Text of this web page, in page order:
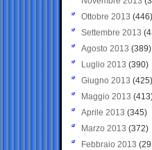
Ottobre 2013 (446)
Settembre 2013
Agosto 2013 (389)
Luglio 2013 (390)
Giugno 2013 (425)
Maggio 2013
Aprile 2013 (345)
Marzo 2013 (372)
Febbraio 2013